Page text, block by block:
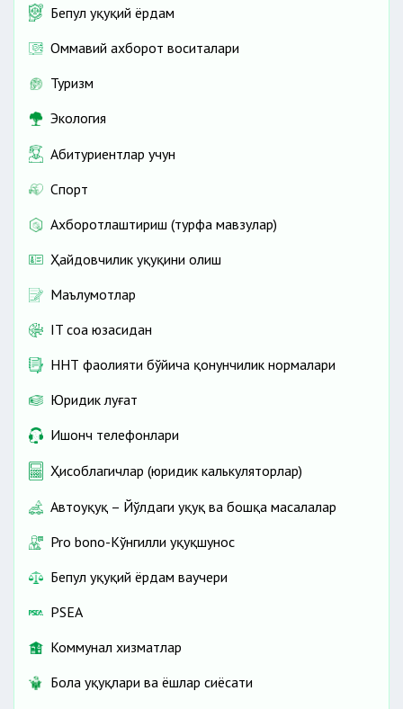
Бепул ҳуқуқий ёрдам
Оммавий ахборот воситалари
Туризм
Экология
Абитуриентлар учун
Спорт
Ахборотлаштириш (турфа мавзулар)
Ҳайдовчилик ҳуқуқини олиш
Маълумотлар
IT соҳа юзасидан
ННТ фаолияти бўйича қонунчилик нормалари
Юридик луғат
Ишонч телефонлари
Ҳисоблагичлар (юридик калькуляторлар)
Автоҳуқуқ – Йўлдаги ҳуқуқ ва бошқа масалалар
Pro bono-Кўнгилли ҳуқуқшунос
Бепул ҳуқуқий ёрдам ваучери
PSEA
Коммунал хизматлар
Бола ҳуқуқлари ва ёшлар сиёсати